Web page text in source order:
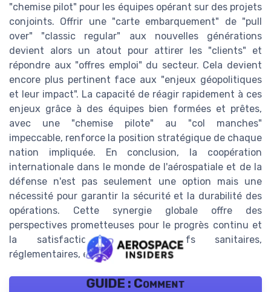
"chemise pilot" pour les équipes opérant sur des projets
conjoints. Offrir une "carte embarquement" de "pull
over" "classic regular" aux nouvelles générations
devient alors un atout pour attirer les "clients" et
répondre aux "offres emploi" du secteur. Cela devient
encore plus pertinent face aux "enjeux géopolitiques
et leur impact". La capacité de réagir rapidement à ces
enjeux grâce à des équipes bien formées et prêtes,
avec une "chemise pilote" au "col manches"
impeccable, renforce la position stratégique de chaque
nation impliquée. En conclusion, la coopération
internationale dans le monde de l'aérospatiale et de la
défense n'est pas seulement une option mais une
nécessité pour garantir la sécurité et la durabilité des
opérations. Cette synergie globale offre des
perspectives prometteuses pour le progrès continu et
la satisfaction des impératifs sanitaires,
réglementaires, et technologiques.
GUIDE : Comment